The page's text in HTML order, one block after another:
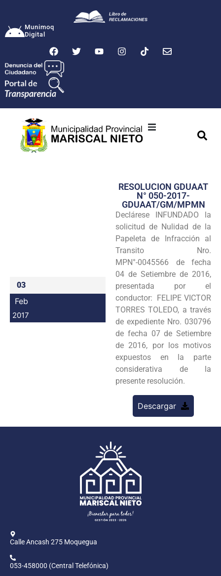
Munimoq
Digital
Transparencia
Seguridad
Programas
03
Feb
2017
RESOLUCION GDUAAT
N° 050-2017-
GDUAAT/GM/MPMN
Declárese INFUNDADO la
solicitud de Nulidad de la
Papeleta de Infracción al
Transito Nro.
MPN°-0045566 de fecha
04 de Setiembre de 2016,
presentada por el
conductor: FELIPE VICTOR
TORRES TOLEDO, a través
de expediente Nro. 030796
de fecha 07 de Setiembre
de 2016, por los motivos
expuestos en la parte
considerativa de la
presente resolución.
Descargar
Calle Ancash 275 Moquegua
053-458000 (Central Telefónica)